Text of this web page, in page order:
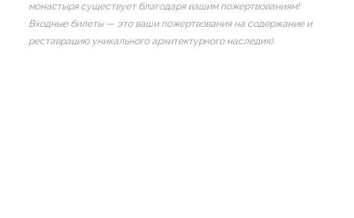
монастыря существует благодаря вашим пожертвованиям!
Входные билеты — это ваши пожертвования на содержание и
реставрацию уникального архитектурного наследия).